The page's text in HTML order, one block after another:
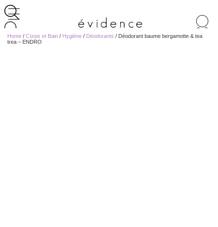
de
produits
Home / Corps et Bain / Hygiène / Déodorants / Déodorant baume bergamotte & tea
trea – ENDRO